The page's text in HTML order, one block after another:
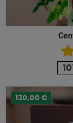
130,00 €